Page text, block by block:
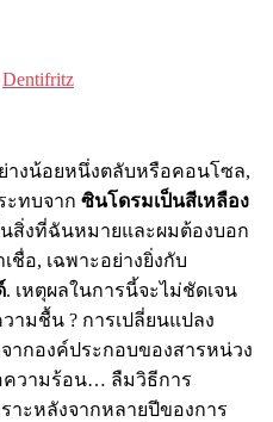
Dentifritz
างน้อยหนึ่งตลับหรือคอนโซล,
ะทบจาก ซินโดรมเป็นสีเหลือง
สิ่งที่ฉันหมายและผมต้องบอก
ชื่อ, เฉพาะอย่างยิ่งกับ
. เหตุผลในการนี​​้จะไม่ชัดเจน
ามชื้น ? การเปลี่ยนแปลง
กองค์ประกอบของสารหน่วง
ความร้อน… ลืมวิธีการ
าะหลังจากหลายปีของการ